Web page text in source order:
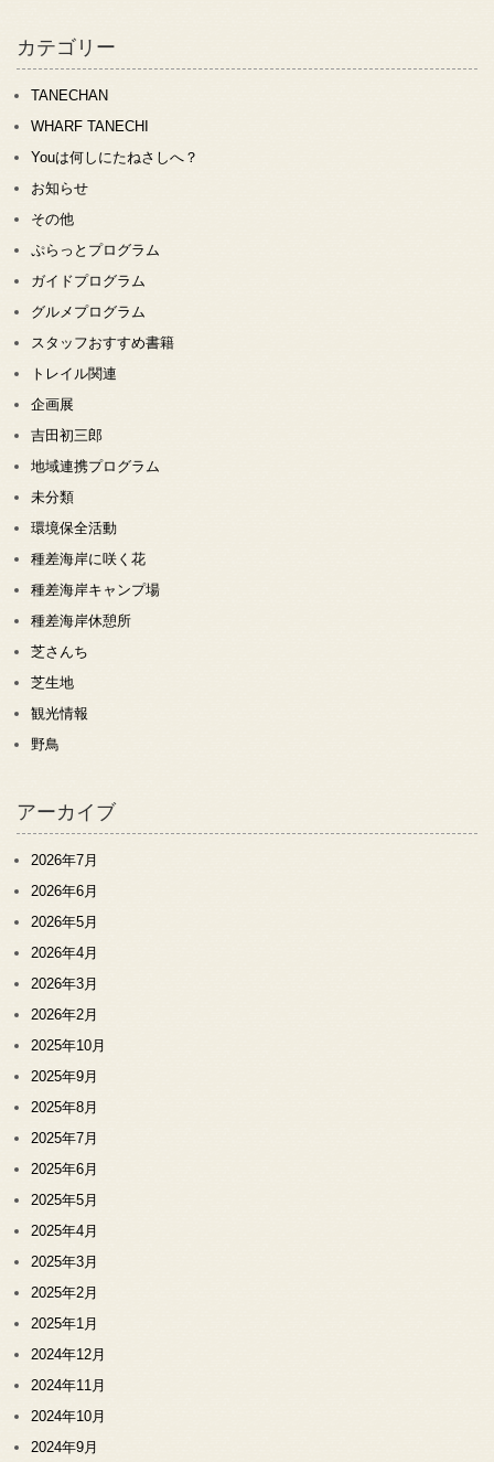
カテゴリー
TANECHAN
WHARF TANECHI
Youは何しにたねさしへ？
お知らせ
その他
ぷらっとプログラム
ガイドプログラム
グルメプログラム
スタッフおすすめ書籍
トレイル関連
企画展
吉田初三郎
地域連携プログラム
未分類
環境保全活動
種差海岸に咲く花
種差海岸キャンプ場
種差海岸休憩所
芝さんち
芝生地
観光情報
野鳥
アーカイブ
2026年7月
2026年6月
2026年5月
2026年4月
2026年3月
2026年2月
2025年10月
2025年9月
2025年8月
2025年7月
2025年6月
2025年5月
2025年4月
2025年3月
2025年2月
2025年1月
2024年12月
2024年11月
2024年10月
2024年9月